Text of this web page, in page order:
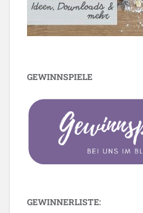
GEWINNSPIELE
GEWINNERLISTE: